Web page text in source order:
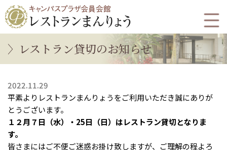
レストラン貸切のお知らせ
2022.11.29
平素よりレストランまんりょうをご利用いただき誠にありが
とうございます。
１２月７日（水）・25日（日）はレストラン貸切となりま
す。
皆さまにはご不便ご迷惑お掛け致しますが、ご理解の程よろ